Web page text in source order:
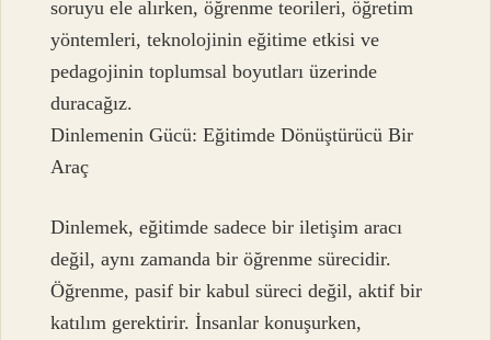
soruyu ele alırken, öğrenme teorileri, öğretim
yöntemleri, teknolojinin eğitime etkisi ve
pedagojinin toplumsal boyutları üzerinde
duracağız.
Dinlemenin Gücü: Eğitimde Dönüştürücü Bir
Araç
Dinlemek, eğitimde sadece bir iletişim aracı
değil, aynı zamanda bir öğrenme sürecidir.
Öğrenme, pasif bir kabul süreci değil, aktif bir
katılım gerektirir. İnsanlar konuşurken,